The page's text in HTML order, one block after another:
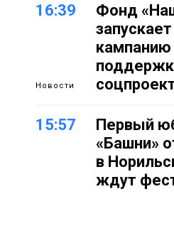
16:39
Новости
Фонд
кампанию
15:57
Первый
«Башни»
в
ждут